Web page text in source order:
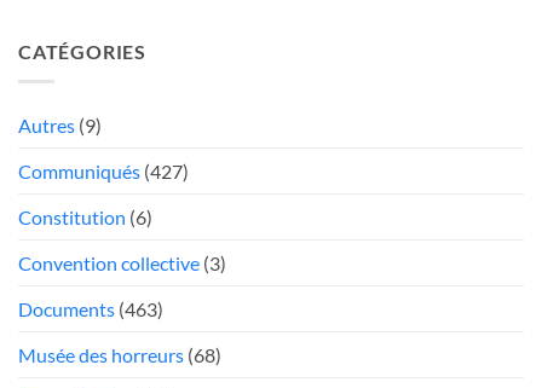
CATÉGORIES
Autres (9)
Communiqués (427)
Constitution (6)
Convention collective (3)
Documents (463)
Musée des horreurs (68)